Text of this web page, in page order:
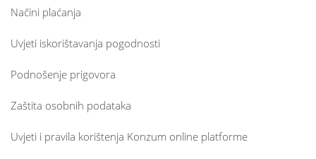
Načini plaćanja
Uvjeti iskorištavanja pogodnosti
Podnošenje prigovora
Zaštita osobnih podataka
Uvjeti i pravila korištenja Konzum online platforme